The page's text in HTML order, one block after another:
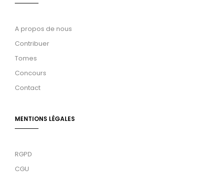
A propos de nous
Contribuer
Tomes
Concours
Contact
MENTIONS LÉGALES
RGPD
CGU